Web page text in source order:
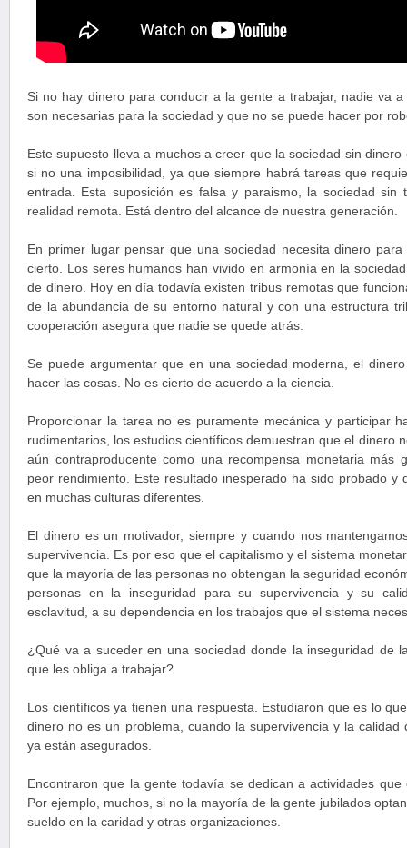
Si no hay dinero para conducir a la gente a trabajar, nadie va
son necesarias para la sociedad y que no se puede hacer por
Este supuesto lleva a muchos a creer que la sociedad sin
si no una imposibilidad, ya que siempre habrá tareas que
entrada. Esta suposición es falsa y paraismo, la sociedad
realidad remota. Está dentro del alcance de nuestra generación.
En primer lugar pensar que una sociedad necesita dinero
cierto. Los seres humanos han vivido en armonía en la
de dinero. Hoy en día todavía existen tribus remotas que
de la abundancia de su entorno natural y con una estructura
cooperación asegura que nadie se quede atrás.
Se puede argumentar que en una sociedad moderna, el
hacer las cosas. No es cierto de acuerdo a la ciencia.
Proporcionar la tarea no es puramente mecánica y participar
rudimentarios, los estudios científicos demuestran que el dinero
aún contraproducente como una recompensa monetaria más
peor rendimiento. Este resultado inesperado ha sido probado y
en muchas culturas diferentes.
El dinero es un motivador, siempre y cuando nos
supervivencia. Es por eso que el capitalismo y el sistema
que la mayoría de las personas no obtengan la seguridad
personas en la inseguridad para su supervivencia y su
esclavitud, a su dependencia en los trabajos que el sistema
¿Qué va a suceder en una sociedad donde la inseguridad de
que les obliga a trabajar?
Los científicos ya tienen una respuesta. Estudiaron que es lo
dinero no es un problema, cuando la supervivencia y la
ya están asegurados.
Encontraron que la gente todavía se dedican a actividades
Por ejemplo, muchos, si no la mayoría de la gente jubilados
sueldo en la caridad y otras organizaciones.